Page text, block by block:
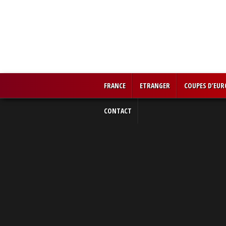
FRANCE ETRANGER COUPES
CONTACT